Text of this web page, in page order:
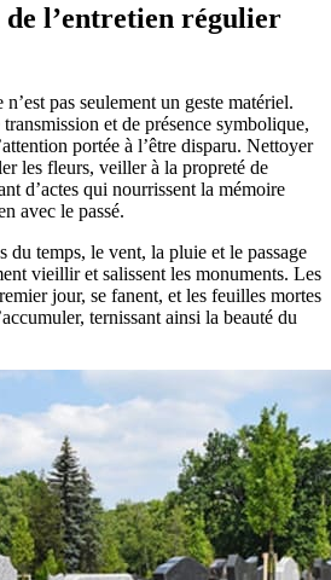
de l’entretien régulier
pas seulement un geste matériel.
et de présence symbolique,
portée à l’être disparu. Nettoyer
les fleurs, veiller à la propreté de
d’actes qui nourrissent la mémoire
avec le passé.
du temps, le vent, la pluie et le passage
vieillir et salissent les monuments. Les
jour, se fanent, et les feuilles mortes
ternissant ainsi la beauté du